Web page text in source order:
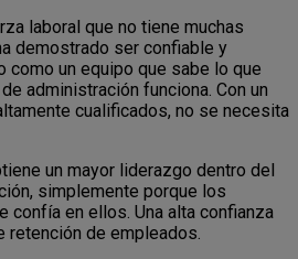
laboral que no tiene muchas
demostrado ser confiable y
como un equipo que sabe lo que
administración funciona. Con un
cualificados, no se necesita
un mayor liderazgo dentro del
simplemente porque los
confía en ellos. Una alta confianza
de empleados.